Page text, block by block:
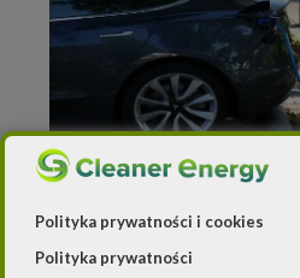
Redakcja o 27
Prawie co piąta
auto elektryczne
Polityka prywatności i cookies
Polityka prywatności